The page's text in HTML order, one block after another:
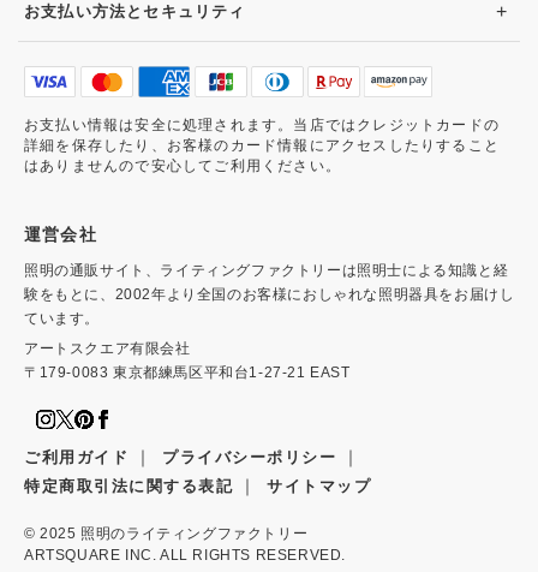
お支払い方法とセキュリティ +
お支払い情報は安全に処理されます。当店ではクレジットカードの
詳細を保存したり、お客様のカード情報にアクセスしたりすること
はありませんので安心してご利用ください。
運営会社
照明の通販サイト、ライティングファクトリーは照明士による知識と経
験をもとに、2002年より全国のお客様におしゃれな照明器具をお届けし
ています。
アートスクエア有限会社
〒179-0083 東京都練馬区平和台1-27-21 EAST
ご利用ガイド ｜ プライバシーポリシー ｜
特定商取引法に関する表記 ｜ サイトマップ
© 2025 照明のライティングファクトリー
ARTSQUARE INC. ALL RIGHTS RESERVED.